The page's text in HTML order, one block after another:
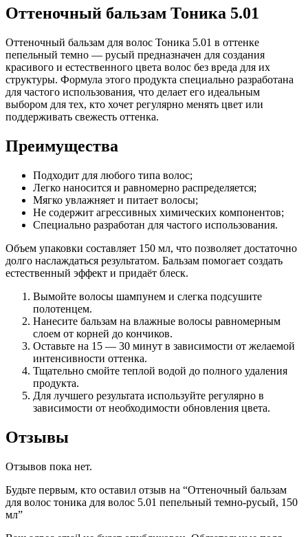
Оттеночный бальзам Тоника 5.01
Оттеночный бальзам для волос Тоника 5.01 в оттенке
пепельный темно — русый предназначен для создания
красивого и естественного цвета волос без вреда для их
структуры. Формула этого продукта специально разработана
для частого использования, что делает его идеальным
выбором для тех, кто хочет регулярно менять цвет или
поддерживать свежесть оттенка.
Преимущества
Подходит для любого типа волос;
Легко наносится и равномерно распределяется;
Мягко увлажняет и питает волосы;
Не содержит агрессивных химических компонентов;
Специально разработан для частого использования.
Объем упаковки составляет 150 мл, что позволяет достаточно
долго наслаждаться результатом. Бальзам помогает создать
естественный эффект и придаёт блеск.
Вымойте волосы шампунем и слегка подсушите
полотенцем.
Нанесите бальзам на влажные волосы равномерным
слоем от корней до кончиков.
Оставьте на 15 — 30 минут в зависимости от желаемой
интенсивности оттенка.
Тщательно смойте теплой водой до полного удаления
продукта.
Для лучшего результата используйте регулярно в
зависимости от необходимости обновления цвета.
Отзывы
Отзывов пока нет.
Будьте первым, кто оставил отзыв на “Оттеночный бальзам
для волос тоника для волос 5.01 пепельный темно-русый, 150
мл”